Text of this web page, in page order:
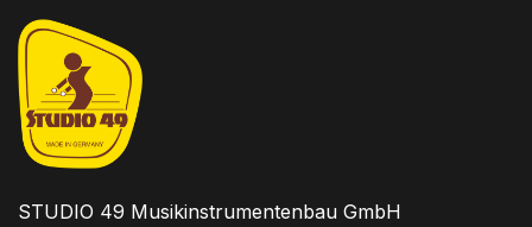
STUDIO 49 Musikinstrumentenbau GmbH